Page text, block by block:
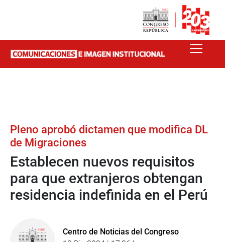
Pleno aprobó dictamen que modifica DL
de Migraciones
Establecen nuevos requisitos
para que extranjeros obtengan
residencia indefinida en el Perú
Centro de Noticias del Congreso